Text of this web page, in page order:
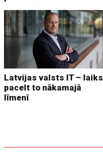
Latvijas valsts IT – laiks
pacelt to nākamajā
līmenī